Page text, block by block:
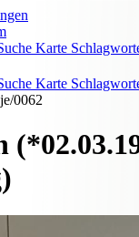
Karte
Karte
0062